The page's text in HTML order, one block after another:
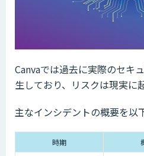
Canvaでは過去に実際のセキ
生しており、リスクは現実に
主なインシデントの概要を以
時期